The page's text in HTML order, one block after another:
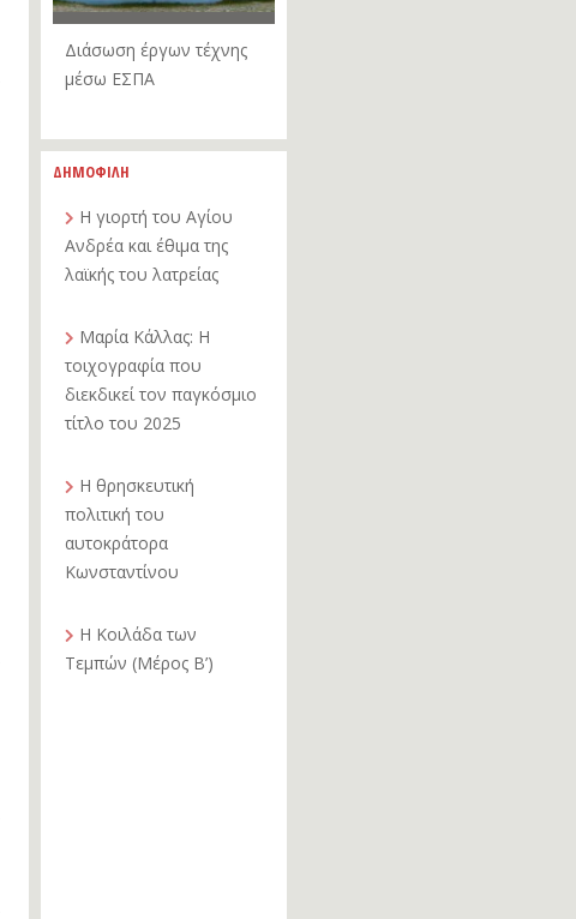
Διάσωση έργων τέχνης
μέσω ΕΣΠΑ
ΔΗΜΟΦΙΛΗ
Η γιορτή του Αγίου
Ανδρέα και έθιμα της
λαϊκής του λατρείας
Μαρία Κάλλας: Η
τοιχογραφία που
διεκδικεί τον παγκόσμιο
τίτλο του 2025
Η θρησκευτική
πολιτική του
αυτοκράτορα
Κωνσταντίνου
Η Κοιλάδα των
Τεμπών (Μέρος Β’)